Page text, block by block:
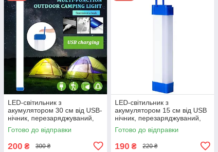
LED-світильник з
акумулятором 30 см від USB-
нічник, перезаряджуваний,
автономний, акумуляторний
Готово до відправки
200 ₴ 300 ₴
LED-світильник з
акумулятором 15 см від USB
нічник, перезаряджуваний,
автономний, акумуляторний
Готово до відправки
190 ₴ 220 ₴